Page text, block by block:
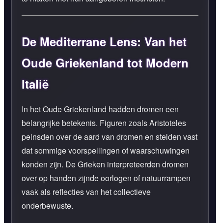
De Mediterrane Lens: Van het
Oude Griekenland tot Modern
Italië
In het Oude Griekenland hadden dromen een
belangrijke betekenis. Figuren zoals Aristoteles
peinsden over de aard van dromen en stelden vast
dat sommige voorspellingen of waarschuwingen
konden zijn. De Grieken interpreteerden dromen
over op handen zijnde oorlogen of natuurrampen
vaak als reflecties van het collectieve
onderbewuste.